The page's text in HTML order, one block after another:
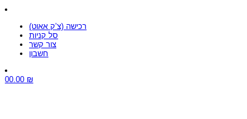
רכישה (צ’ק אאוט)
סל קניות
צור קשר
חשבון
00.00 ₪